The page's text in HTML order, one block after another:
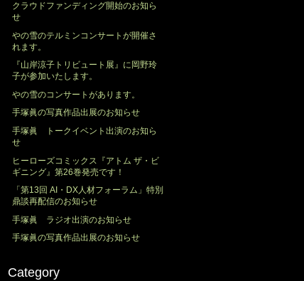
クラウドファンディング開始のお知ら
せ
やの雪のテルミンコンサートが開催さ
れます。
『山岸涼子トリビュート展』に岡野玲
子が参加いたします。
やの雪のコンサートがあります。
手塚眞の写真作品出展のお知らせ
手塚眞 トークイベント出演のお知ら
せ
ヒーローズコミックス『アトム ザ・ビ
ギニング』第26巻発売です！
「第13回 AI・DX人材フォーラム」特別
鼎談再配信のお知らせ
手塚眞 ラジオ出演のお知らせ
手塚眞の写真作品出展のお知らせ
Category